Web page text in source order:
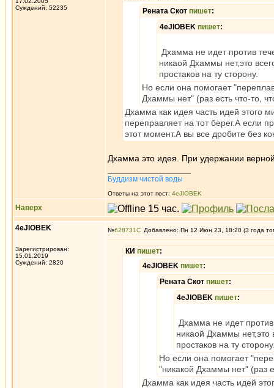
Суждений: 52235
Рената Скот пишет:
4eJIOBEK пишет:
Дхамма не идет против
никаой Дхаммы нет,это
простаков на ту сторону.
Но если она помогает
Дхаммы нет" (раз есть что-то,
Дхамма как идея часть идей этого
переправляет на тот берег.А если
этот момент.А вы все дробите без
Дхамма это идея. При удержании
Буддизм чистой воды
Ответы на этот пост: 4eJIOBEK
Наверх
4eJIOBEK
Зарегистрирован:
15.01.2019
Суждений: 2820
№628731 Добавлено: Пн 12 Июн 23, 18:20 (3 года
КИ пишет:
4eJIOBEK пишет:
Рената Скот пишет:
4eJIOBEK пишет:
Дхамма не идет
никаой Дхаммы нет,это
простаков на ту
Но если она помогает
"никакой Дхаммы нет" (раз
Дхамма как идея часть идей